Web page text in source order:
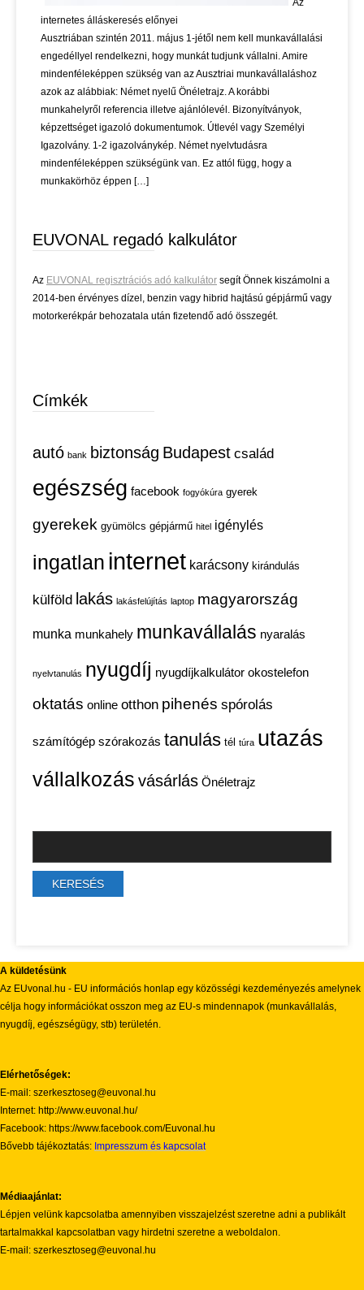
Az
internetes álláskeresés előnyei
Ausztriában szintén 2011. május 1-jétől nem kell munkavállalási
engedéllyel rendelkezni, hogy munkát tudjunk vállalni. Amire
mindenféleképpen szükség van az Ausztriai munkavállaláshoz
azok az alábbiak: Német nyelű Önéletrajz. A korábbi
munkahelyről referencia illetve ajánlólevél. Bizonyítványok,
képzettséget igazoló dokumentumok. Útlevél vagy Személyi
Igazolvány. 1-2 igazolványkép. Német nyelvtudásra
mindenféleképpen szükségünk van. Ez attól függ, hogy a
munkakörhöz éppen […]
EUVONAL regadó kalkulátor
Az EUVONAL regisztrációs adó kalkulátor segít Önnek kiszámolni a
2014-ben érvényes dízel, benzin vagy hibrid hajtású gépjármű vagy
motorkerékpár behozatala után fizetendő adó összegét.
Címkék
autó bank biztonság Budapest család
egészség facebook fogyókúra gyerek
gyerekek gyümölcs gépjármű hitel igénylés
ingatlan internet karácsony kirándulás
külföld lakás lakásfelújítás laptop magyarország
munka munkahely munkavállalás nyaralás
nyelvtanulás nyugdíj nyugdíjkalkulátor okostelefon
oktatás online otthon pihenés spórolás
számítógép szórakozás tanulás tél túra utazás
vállalkozás vásárlás Önéletrajz
A küldetésünk
Az EUvonal.hu - EU információs honlap egy közösségi kezdeményezés amelynek
célja hogy információkat osszon meg az EU-s mindennapok (munkavállalás,
nyugdíj, egészségügy, stb) területén.
Elérhetőségek:
E-mail: szerkesztoseg@euvonal.hu
Internet: http://www.euvonal.hu/
Facebook: https://www.facebook.com/Euvonal.hu
Bővebb tájékoztatás: Impresszum és kapcsolat
Médiaajánlat:
Lépjen velünk kapcsolatba amennyiben visszajelzést szeretne adni a publikált
tartalmakkal kapcsolatban vagy hirdetni szeretne a weboldalon.
E-mail: szerkesztoseg@euvonal.hu